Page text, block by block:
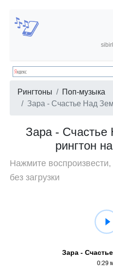
Рингтоны
Поп-музыка
Зара - Счастье Над
Зара -
рингтон
Нажмите
без загрузки
Зара -
0:29